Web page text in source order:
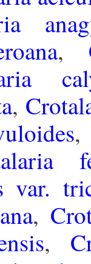
,
,
var.
,
,